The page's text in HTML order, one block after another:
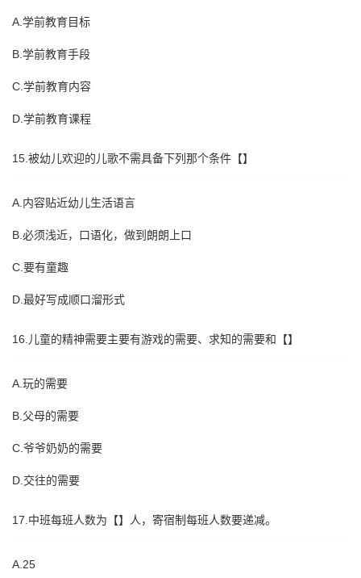
A.学前教育目标
B.学前教育手段
C.学前教育内容
D.学前教育课程
15.被幼儿欢迎的儿歌不需具备下列那个条件【】
A.内容贴近幼儿生活语言
B.必须浅近，口语化，做到朗朗上口
C.要有童趣
D.最好写成顺口溜形式
16.儿童的精神需要主要有游戏的需要、求知的需要和【】
A.玩的需要
B.父母的需要
C.爷爷奶奶的需要
D.交往的需要
17.中班每班人数为【】人，寄宿制每班人数要递减。
A.25